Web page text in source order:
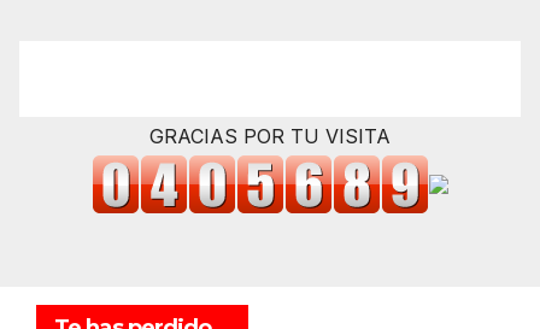
GRACIAS POR TU VISITA